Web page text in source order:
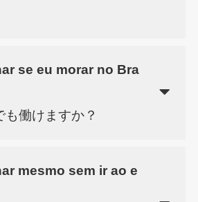
se eu morar no Bra
働けますか？
mesmo sem ir ao e